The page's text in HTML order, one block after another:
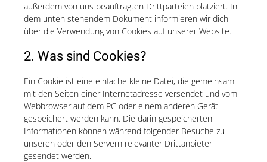
außerdem von uns beauftragten Drittparteien platziert. In
dem unten stehendem Dokument informieren wir dich
über die Verwendung von Cookies auf unserer Website.
2. Was sind Cookies?
Ein Cookie ist eine einfache kleine Datei, die gemeinsam
mit den Seiten einer Internetadresse versendet und vom
Webbrowser auf dem PC oder einem anderen Gerät
gespeichert werden kann. Die darin gespeicherten
Informationen können während folgender Besuche zu
unseren oder den Servern relevanter Drittanbieter
gesendet werden.